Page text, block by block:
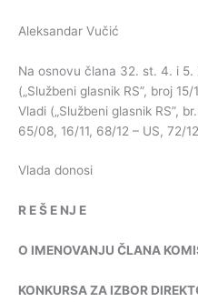
Aleksandar Vučić
Na osnovu člana 32. st. 4. i
(„Službeni glasnik RS”, broj
Vladi („Službeni glasnik RS”,
65/08, 16/11, 68/12 – US, 72/
Vlada donosi
R EŠ E NJ E
O IMENOVANJU ČLANA
KONKURSAZA IZBOR